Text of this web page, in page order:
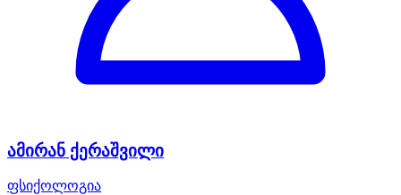
ამირან ქერაშვილი
ფსიქოლოგია